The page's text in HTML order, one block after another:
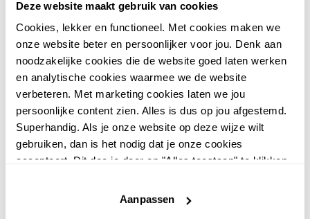
Deze website maakt gebruik van cookies
Cookies, lekker en functioneel. Met cookies maken we
onze website beter en persoonlijker voor jou. Denk aan
noodzakelijke cookies die de website goed laten werken
en analytische cookies waarmee we de website
verbeteren. Met marketing cookies laten we jou
persoonlijke content zien. Alles is dus op jou afgestemd.
Superhandig. Als je onze website op deze wijze wilt
gebruiken, dan is het nodig dat je onze cookies
accepteert. Dit doe je door op "Alles toestaan" te klikken.
website niet optimaal functioneert.
Aanpassen